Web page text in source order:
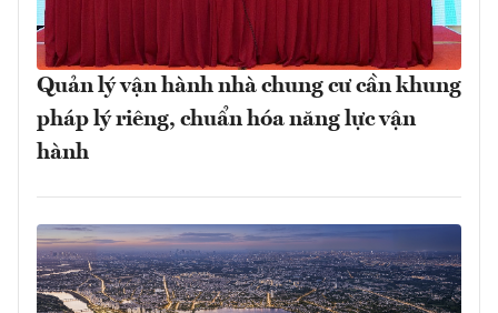
Quản lý vận hành nhà chung cư cần khung
pháp lý riêng, chuẩn hóa năng lực vận
hành